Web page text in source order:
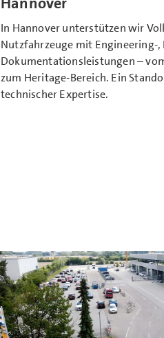
In Hannover unterstützen wir
Nutzfahrzeuge mit Engineering-,
Dokumentationsleistungen –
zum Heritage-Bereich. Ein
technischer Expertise.